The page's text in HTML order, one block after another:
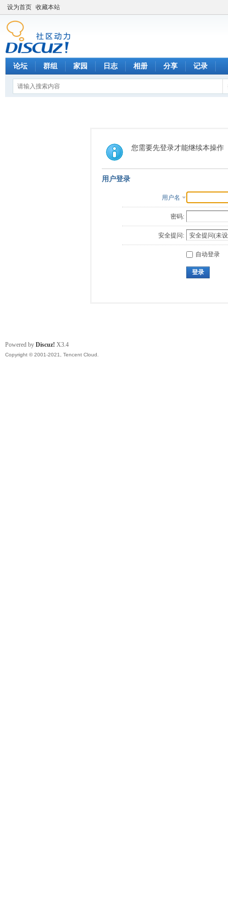
设为首页 收藏本站
论坛 群组 家园 日志 相册 分享 记录
您需要先登录才能继续本操作
用户登录
用户名
密码:
安全提问:
自动登录
登录
Powered by Discuz! X3.4
Copyright © 2001-2021, Tencent Cloud.